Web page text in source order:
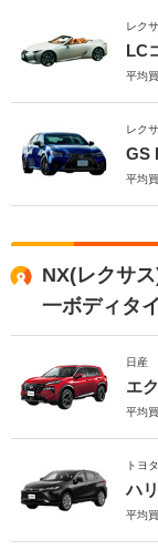
レク
LC
平均
レク
GS
平均
NX(レクサ
一ボディタ
日産
エ
平均
トヨタ
ハ
平均